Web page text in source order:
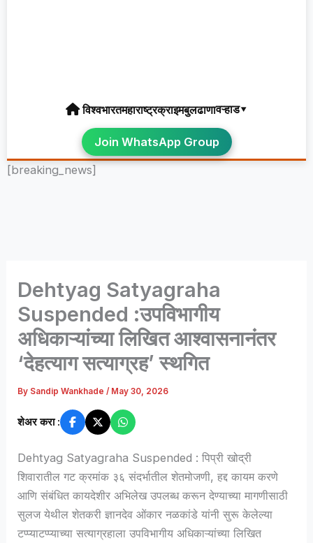
विश्वभारतमहाराष्ट्रक्राइमबुलढाणावऱ्हाड▾
Join WhatsApp Group
[breaking_news]
Dehtyag Satyagraha
Suspended :उपविभागीय
अधिकाऱ्यांच्या लिखित आश्वासनानंतर
‘देहत्याग सत्याग्रह’ स्थगित
By Sandip Wankhade/ May 30, 2026
शेअर करा :
Dehtyag Satyagraha Suspended : पिप्री खोद्री
शिवारातील गट क्रमांक ३६ संदर्भातील शेतमोजणी, हद्द कायम करणे
आणि संबंधित कायदेशीर अभिलेख उपलब्ध करून देण्याच्या मागणीसाठी
सुलज येथील शेतकरी ज्ञानदेव ओंकार नळकांडे यांनी सुरू केलेल्या
टप्प्याटप्प्याच्या सत्याग्रहाला उपविभागीय अधिकाऱ्यांच्या लिखित